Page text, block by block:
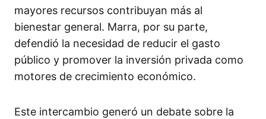
mayores recursos contribuyan más al
bienestar general. Marra, por su parte,
defendió la necesidad de reducir el gasto
público y promover la inversión privada como
motores de crecimiento económico.​
Este intercambio generó un debate sobre la